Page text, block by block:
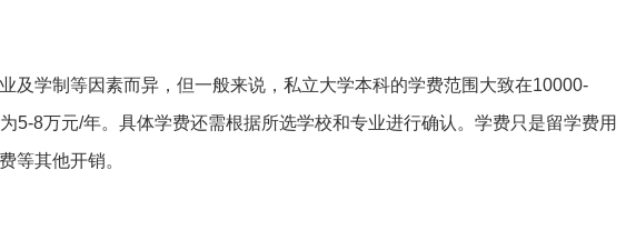
及学制等因素而异，但一般来说，私立大学本科的学费范围大致在10000-
5-8万元/年。具体学费还需根据所选学校和专业进行确认。学费只是留学费用
等其他开销。